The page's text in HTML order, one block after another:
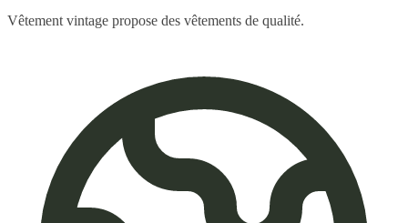
Vêtement vintage propose des vêtements de qualité.